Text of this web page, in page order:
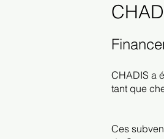
CHADIS a
tant que
Ces